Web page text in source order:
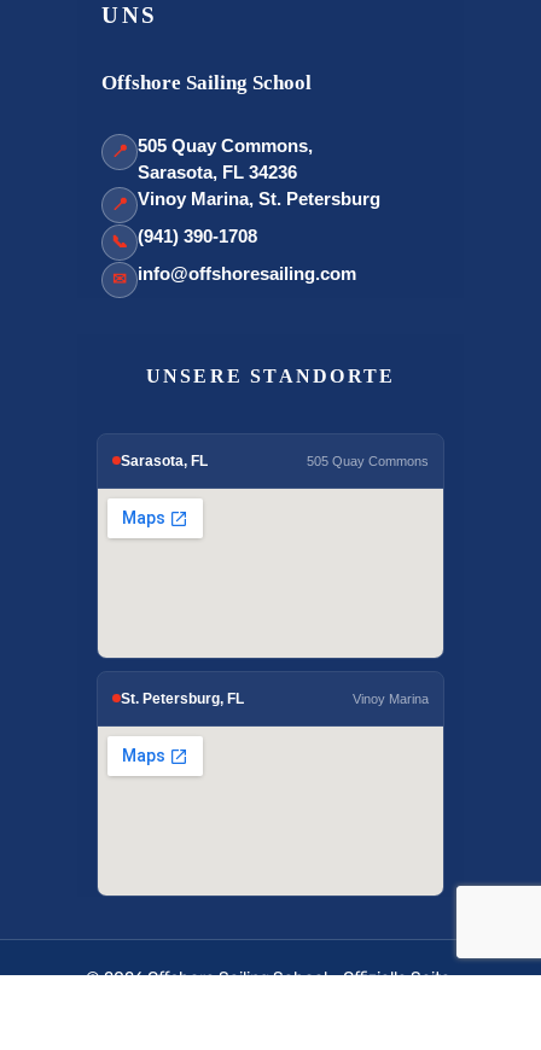
UNS
Offshore Sailing School
📍 505 Quay Commons,
Sarasota, FL 34236
📍 Vinoy Marina, St. Petersburg
📞 (941) 390-1708
✉ info@offshoresailing.com
UNSERE STANDORTE
Sarasota, FL 505 Quay Commons
St. Petersburg, FL Vinoy Marina
© 2026 Offshore Sailing School - Offizielle Seite.